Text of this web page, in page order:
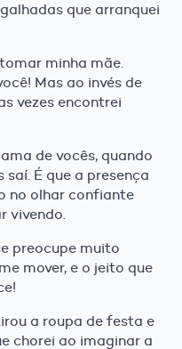
que arranquei
minha mãe.
Mas ao invés de
vezes encontrei
de vocês, quando
É que a presença
no olhar confiante
vivendo.
preocupe muito
mover, e o jeito que
a roupa de festa e
chorei ao imaginar a